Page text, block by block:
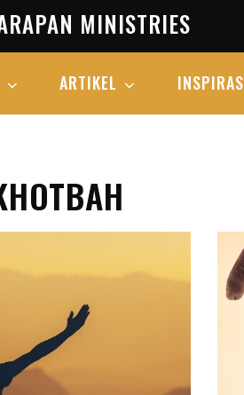
MINISTRIES
ARTIKEL